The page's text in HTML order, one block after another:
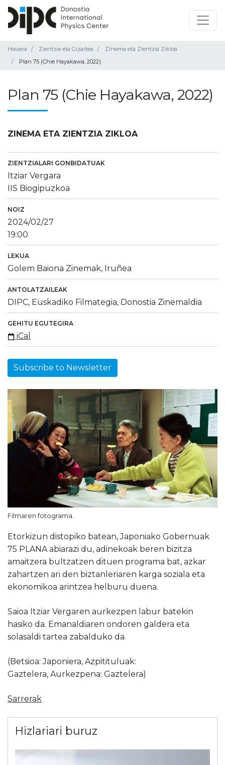
Hasiera Zientzia eta Gizartea
Zinema eta Zientzia Zikloa
Plan 75 (Chie Hayakawa, 2022)
Plan 75 (Chie Hayakawa, 2022)
ZINEMA ETA ZIENTZIA ZIKLOA
ZIENTZIALARI GONBIDATUAK
Itziar Vergara
IIS Biogipuzkoa
NOIZ
2024/02/27
19:00
LEKUA
Golem Baiona Zinemak, Iruñea
ANTOLATZAILEAK
DIPC, Euskadiko Filmategia, Donostia Zinemaldia
GEHITU EGUTEGIRA
iCal
Subscribe to Newsletter
Filmaren fotograma.
Etorkizun distopiko batean, Japoniako Gobernuak
75 PLANA abiarazi du, adinekoak beren bizitza
amaitzera bultzatzen dituen programa bat, azkar
zahartzen ari den biztanleriaren karga soziala eta
ekonomikoa arintzea helburu duena.
Saioa Itziar Vergaren aurkezpen labur batekin
hasiko da. Emanaldiaren ondoren galdera eta
solasaldi tartea zabalduko da.
(Betsioa: Japoniera, Azpitituluak:
Gaztelera, Aurkezpena: Gaztelera)
Sarrerak
Hizlariari buruz